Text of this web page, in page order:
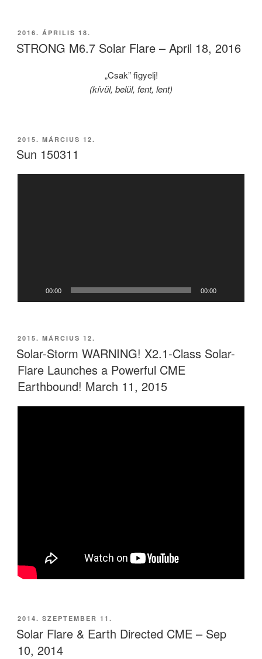
BEKÜLDVE:
2016. ÁPRILIS 18.
STRONG M6.7 Solar Flare – April 18, 2016
„Csak” figyelj!
(kívül, belül, fent, lent)
BEKÜLDVE:
2015. MÁRCIUS 12.
Sun 150311
00:00 00:00
BEKÜLDVE:
2015. MÁRCIUS 12.
Solar-Storm WARNING! X2.1-Class Solar-
Flare Launches a Powerful CME
Earthbound! March 11, 2015
BEKÜLDVE:
2014. SZEPTEMBER 11.
Solar Flare & Earth Directed CME – Sep
10, 2014